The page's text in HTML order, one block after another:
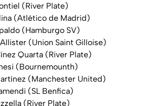
(River Plate)
(Atlético de Madrid)
(Hamburgo SV)
(Union Saint Gilloise)
Quarta (River Plate)
(Bournemounth)
(Manchester United)
(SL Benfica)
(River Plate)